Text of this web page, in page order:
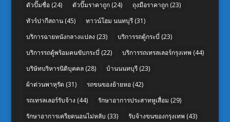
ตัวปั๊มชื่อ(24) ตัวปั๊มราคาถูก(24) ถุงมือราคาถูก(23)
ทัวร์ปากีสถาน(45) ทาวน์โฮม นนทบุรี(31)
บริการฉายหนังกลางแปลง (23) บริการรถตู้กระบี่ (23)
บริการรถตู้พร้อมคนขับกระบี่ (22) บริการรถเทรลเลอร์กรุงเทพ (44)
บริษัทบริหารนิติบุคคล(28) บ้านนนทบุรี(23)
ผ้าต่วนพาหุรัด (31) รถขนของย้ายหอ(42)
รถเทรลเลอร์รับจ้าง (44) รักษาอาการประสาทหูเสื่อม (29)
รักษาอาการเครียดนอนไม่หลับ (33) รับจ้างขนของกรุงเทพ (43)